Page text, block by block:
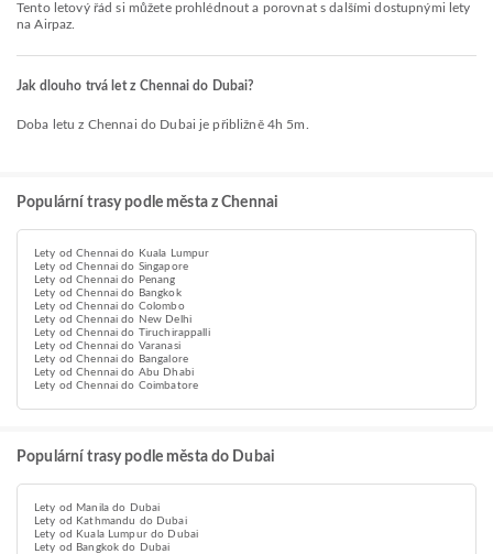
Tento letový řád si můžete prohlédnout a porovnat s dalšími dostupnými lety
na Airpaz.
Jak dlouho trvá let z Chennai do Dubai?
Doba letu z Chennai do Dubai je přibližně 4h 5m.
Populární trasy podle města z Chennai
Lety od Chennai do Kuala Lumpur
Lety od Chennai do Singapore
Lety od Chennai do Penang
Lety od Chennai do Bangkok
Lety od Chennai do Colombo
Lety od Chennai do New Delhi
Lety od Chennai do Tiruchirappalli
Lety od Chennai do Varanasi
Lety od Chennai do Bangalore
Lety od Chennai do Abu Dhabi
Lety od Chennai do Coimbatore
Populární trasy podle města do Dubai
Lety od Manila do Dubai
Lety od Kathmandu do Dubai
Lety od Kuala Lumpur do Dubai
Lety od Bangkok do Dubai